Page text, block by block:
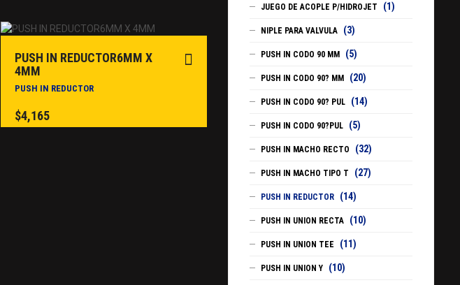
PUSH IN REDUCTOR6MM X
4MM
PUSH IN REDUCTOR
$4,165
JUEGO DE ACOPLE P/HIDROJET (1)
NIPLE PARA VALVULA (3)
PUSH IN CODO 90 MM (5)
PUSH IN CODO 90? MM (20)
PUSH IN CODO 90? PUL (14)
PUSH IN CODO 90?PUL (5)
PUSH IN MACHO RECTO (32)
PUSH IN MACHO TIPO T (27)
PUSH IN REDUCTOR (14)
PUSH IN UNION RECTA (10)
PUSH IN UNION TEE (11)
PUSH IN UNION Y (10)